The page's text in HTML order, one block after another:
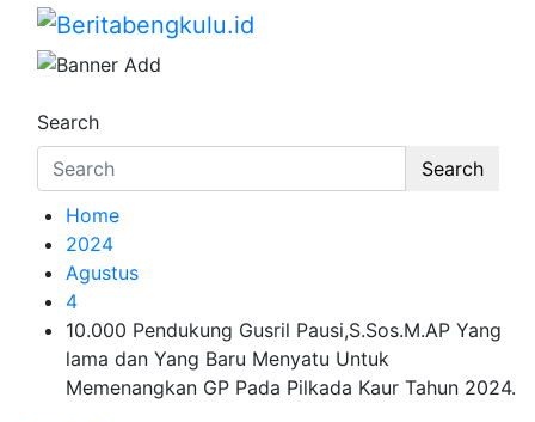
Beritabengkulu.id
Profesional & Independen
Search
Search
Home
2024
Agustus
4
10.000 Pendukung Gusril Pausi,S.Sos.M.AP Yang
lama dan Yang Baru Menyatu Untuk
Memenangkan GP Pada Pilkada Kaur Tahun 2024.